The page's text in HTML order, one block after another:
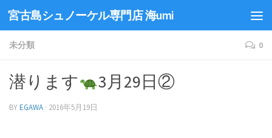
宮古島シュノーケル専門店 海umi
未分類 0
潜ります 3月29日②
BYEGAWA · 2016年5月19日